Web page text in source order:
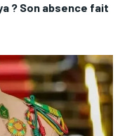
? Son absence fait